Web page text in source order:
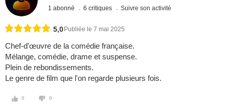
1 abonné 6 critiques Suivre son activité
5,0 Publiée le 7 mai 2025
Chef-d'œuvre de la comédie française.
Mélange, comédie, drame et suspense.
Plein de rebondissements.
Le genre de film que l'on regarde plusieurs fois.
0 0